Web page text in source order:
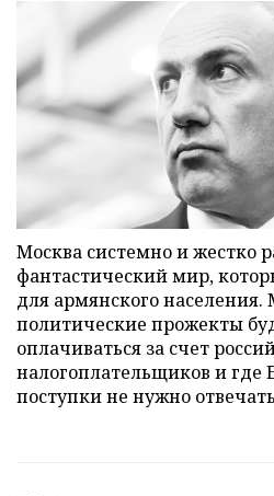
Москва системно и жестко
фантастический мир,
для армянского населения.
политические прожекты
оплачиваться за счет
налогоплательщиков и где
поступки не нужно